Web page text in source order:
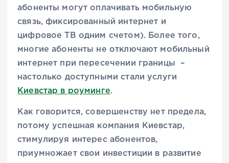
абоненты могут оплачивать мобильную
связь, фиксированный интернет и
цифровое ТВ одним счетом). Более того,
многие абоненты не отключают мобильный
интернет при пересечении границы –
настолько доступными стали услуги
Киевстар в роуминге.
Как говорится, совершенству нет предела,
потому успешная компания Киевстар,
стимулируя интерес абонентов,
приумножает свои инвестиции в развитие